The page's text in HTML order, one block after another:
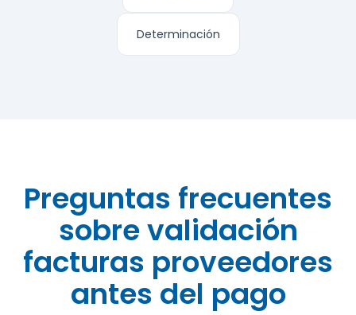
Determinación
Preguntas frecuentes
sobre validación
facturas proveedores
antes del pago